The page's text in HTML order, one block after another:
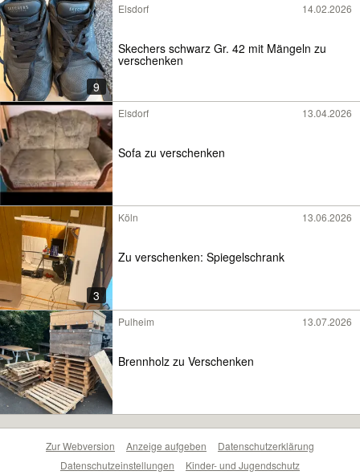
9
Elsdorf 14.02.2026
Skechers schwarz Gr. 42 mit Mängeln zu
verschenken
Elsdorf 13.04.2026
Sofa zu verschenken
3
Köln 13.06.2026
Zu verschenken: Spiegelschrank
Pulheim 13.07.2026
Brennholz zu Verschenken
Zur Webversion Anzeige aufgeben
Datenschutzerklärung
Datenschutzeinstellungen
Kinder- und Jugendschutz